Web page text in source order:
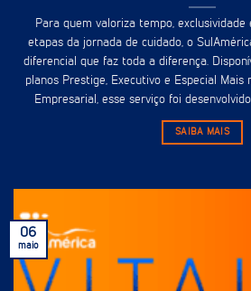
Para quem valoriza tempo,
etapas da jornada de cuidado, o
diferencial que faz toda a diferença.
planos Prestige, Executivo e Especial Mais
Empresarial, esse serviço foi
SAIBA MAIS
06
maio